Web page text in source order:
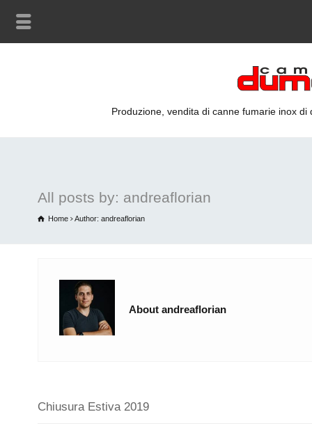
Produzione, vendita di canne fumarie inox
All posts by: andreaflorian
Home Author: andreaflorian
About andreaflorian
Chiusura Estiva 2019